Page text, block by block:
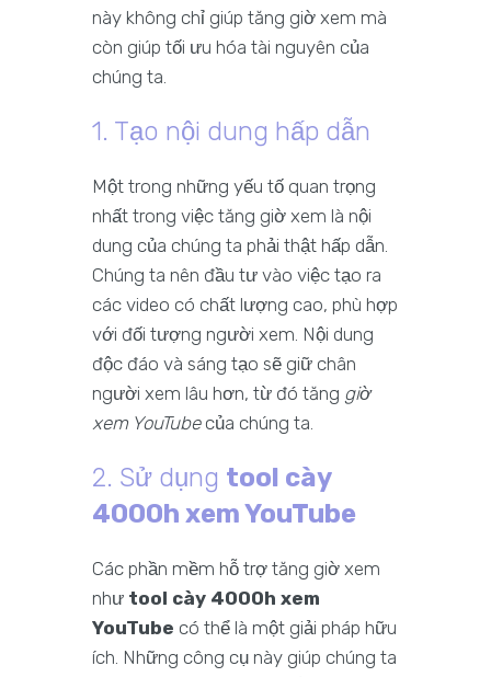
này không chỉ giúp tăng giờ xem mà
còn giúp tối ưu hóa tài nguyên của
chúng ta.
1. Tạo nội dung hấp dẫn
Một trong những yếu tố quan trọng
nhất trong việc tăng giờ xem là nội
dung của chúng ta phải thật hấp dẫn.
Chúng ta nên đầu tư vào việc tạo ra
các video có chất lượng cao, phù hợp
với đối tượng người xem. Nội dung
độc đáo và sáng tạo sẽ giữ chân
người xem lâu hơn, từ đó tăng giờ
xem YouTubecủa chúng ta.
2. Sử dụng tool cày
4000h xem YouTube
Các phần mềm hỗ trợ tăng giờ xem
như tool cày 4000h xem
YouTube có thể là một giải pháp hữu
ích. Những công cụ này giúp chúng ta